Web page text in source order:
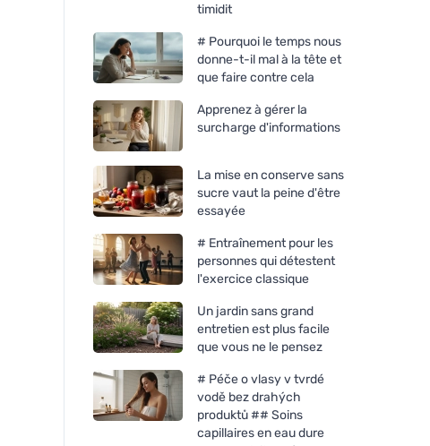
timidit
# Pourquoi le temps nous
donne-t-il mal à la tête et
que faire contre cela
Apprenez à gérer la
surcharge d'informations
La mise en conserve sans
sucre vaut la peine d'être
essayée
# Entraînement pour les
personnes qui détestent
l'exercice classique
Un jardin sans grand
entretien est plus facile
que vous ne le pensez
# Péče o vlasy v tvrdé
vodě bez drahých
produktů ## Soins
capillaires en eau dure